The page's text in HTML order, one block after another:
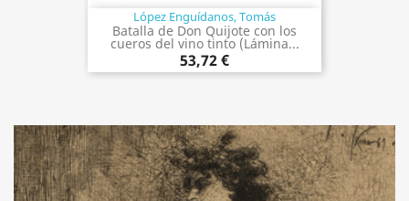
López Enguídanos, Tomás
Batalla de Don Quijote con los
cueros del vino tinto (Lámina...
53,72 €